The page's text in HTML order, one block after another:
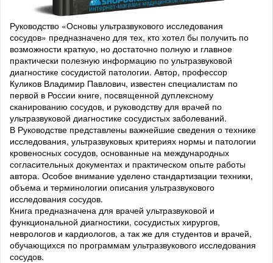
Руководство «Основы ультразвукового исследования
сосудов» предназначено для тех, кто хотел бы получить по
возможности краткую, но достаточно полную и главное
практически полезную информацию по ультразвуковой
диагностике сосудистой патологии. Автор, профессор
Куликов Владимир Павлович, известен специалистам по
первой в России книге, посвященной дуплексному
сканированию сосудов, и руководству для врачей по
ультразвуковой диагностике сосудистых заболеваний.
В Руководстве представлены важнейшие сведения о технике
исследования, ультразвуковых критериях нормы и патологии
кровеносных сосудов, основанные на международных
согласительных документах и практическом опыте работы
автора. Особое внимание уделено стандартизации техники,
объема и терминологии описания ультразвукового
исследования сосудов.
Книга предназначена для врачей ультразвуковой и
функциональной диагностики, сосудистых хирургов,
неврологов и кардиологов, а так же для студентов и врачей,
обучающихся по программам ультразвукового исследования
сосудов.